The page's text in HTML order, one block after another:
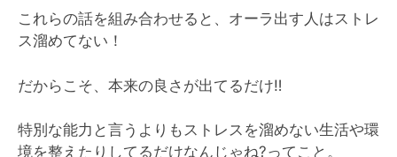
これらの話を組み合わせると、オーラ出す人はストレ
ス溜めてない！
だからこそ、本来の良さが出てるだけ‼️
特別な能力と言うよりもストレスを溜めない生活や環
境を整えたりしてるだけなんじゃね?ってこと。